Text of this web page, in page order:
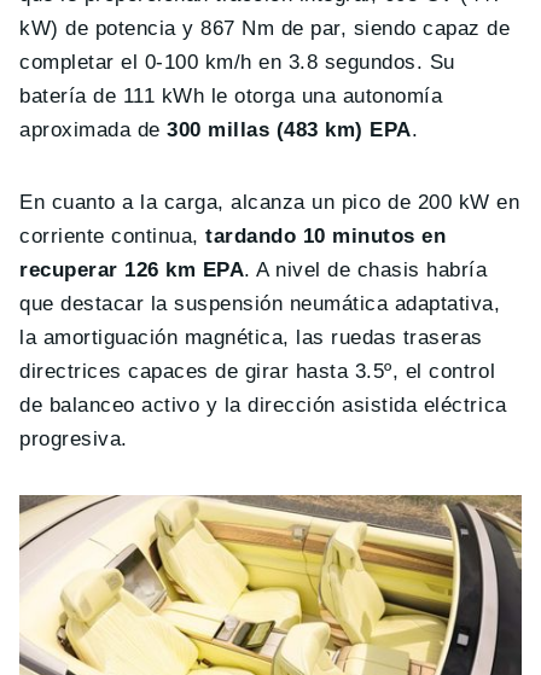
kW) de potencia y 867 Nm de par, siendo capaz de
completar el 0-100 km/h en 3.8 segundos. Su
batería de 111 kWh le otorga una autonomía
aproximada de300 millas (483 km) EPA.
En cuanto a la carga, alcanza un pico de 200 kW en
corriente continua,tardando 10 minutos en
recuperar 126 km EPA. A nivel de chasis habría
que destacar la suspensión neumática adaptativa,
la amortiguación magnética, las ruedas traseras
directrices capaces de girar hasta 3.5º, el control
de balanceo activo y la dirección asistida eléctrica
progresiva.